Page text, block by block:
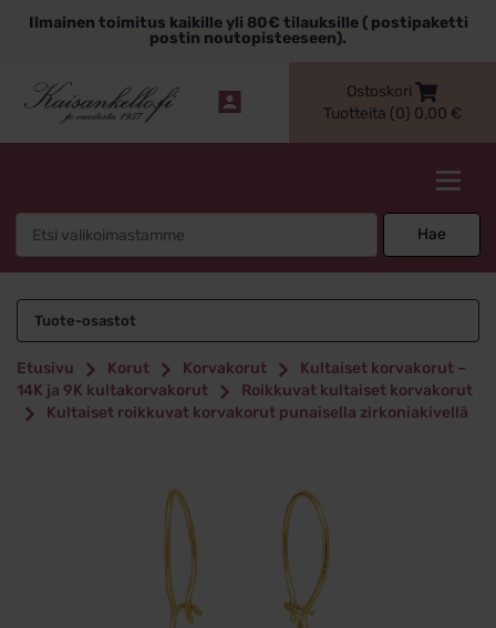
sisältöönIlmainen toimitus kaikille yli 80€ tilauksille ( postipaketti
postin noutopisteeseen).
Ostoskori
Tuotteita (0) 0,00 €
Hae
Tuote-osastot
Etusivu Korut Korvakorut
Kultaiset korvakorut –
14K ja 9K kultakorvakorut
Roikkuvat kultaiset korvakorut
Kultaiset roikkuvat korvakorut punaisella zirkoniakivellä